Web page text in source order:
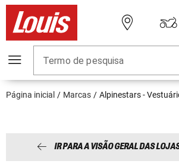
Termo de pesquisa
Página inicial Marcas Alpinestars -
IR PARA A VISÃO GERAL DAS